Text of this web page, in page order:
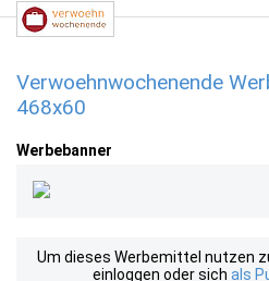
Verwoehnwochenende
468x60
Werbebanner
Um dieses Werbemittel nutzen
einloggen oder sich als